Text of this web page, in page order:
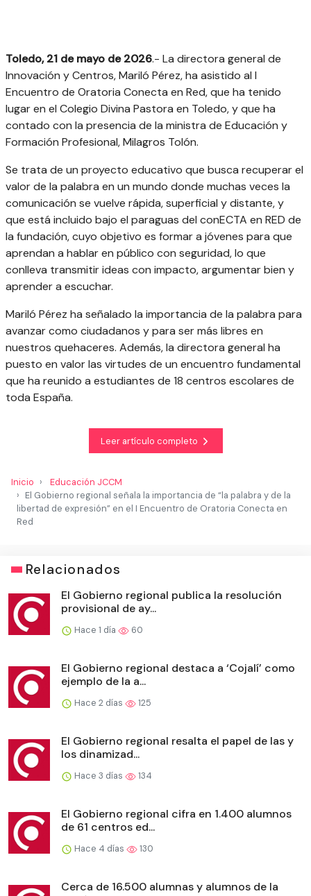
Toledo, 21 de mayo de 2026.- La directora general de
Innovación y Centros, Mariló Pérez, ha asistido al I
Encuentro de Oratoria Conecta en Red, que ha tenido
lugar en el Colegio Divina Pastora en Toledo, y que ha
contado con la presencia de la ministra de Educación y
Formación Profesional, Milagros Tolón.
Se trata de un proyecto educativo que busca recuperar el
valor de la palabra en un mundo donde muchas veces la
comunicación se vuelve rápida, superficial y distante, y
que está incluido bajo el paraguas del conECTA en RED de
la fundación, cuyo objetivo es formar a jóvenes para que
aprendan a hablar en público con seguridad, lo que
conlleva transmitir ideas con impacto, argumentar bien y
aprender a escuchar.
Mariló Pérez ha señalado la importancia de la palabra para
avanzar como ciudadanos y para ser más libres en
nuestros quehaceres. Además, la directora general ha
puesto en valor las virtudes de un encuentro fundamental
que ha reunido a estudiantes de 18 centros escolares de
toda España.
Leer artículo completo
Inicio
Educación JCCM
El Gobierno regional señala la importancia de “la palabra y de la
libertad de expresión” en el I Encuentro de Oratoria Conecta en
Red
Relacionados
El Gobierno regional publica la resolución
provisional de ay...
Hace 1 día 60
El Gobierno regional destaca a ‘Cojalí’ como
ejemplo de la a...
Hace 2 días 125
El Gobierno regional resalta el papel de las y
los dinamizad...
Hace 3 días 134
El Gobierno regional cifra en 1.400 alumnos
de 61 centros ed...
Hace 4 días 130
Cerca de 16.500 alumnas y alumnos de la